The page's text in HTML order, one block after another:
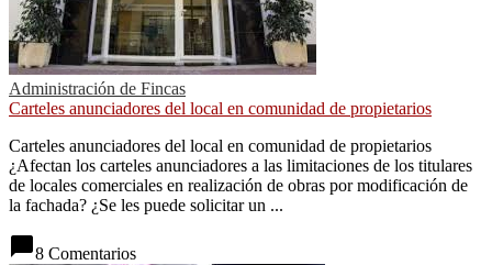
Administración de Fincas
Carteles anunciadores del local en comunidad de propietarios
Carteles anunciadores del local en comunidad de propietarios
¿Afectan los carteles anunciadores a las limitaciones de los titulares
de locales comerciales en realización de obras por modificación de
la fachada? ¿Se les puede solicitar un ...
chat_bubble8 Comentarios